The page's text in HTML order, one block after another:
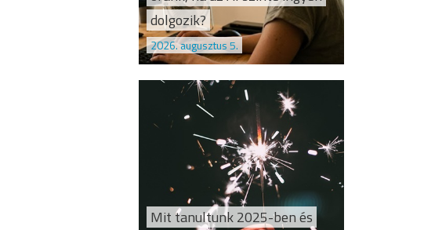
dolgozik?
2026. augusztus 5.
Mit tanultunk 2025-ben és